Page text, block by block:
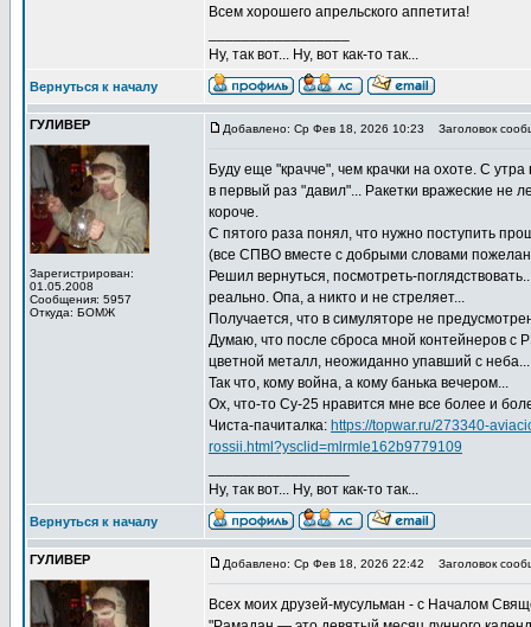
Всем хорошего апрельского аппетита!
Ну, так вот... Ну, вот как-то так...
Вернуться к началу
ГУЛИВЕР
Зарегистрирован:
01.05.2008
Сообщения: 5957
Откуда: БОМЖ
Добавлено: Ср Фев 18, 2026 10:23 Заголовок
Буду еще "крачче", чем крачки на охоте. С
в первый раз "давил"... Ракетки вражеские не
короче.
С пятого раза понял, что нужно поступить
(все СПВО вместе с добрыми словами
Решил вернуться, посмотреть-
реально. Опа, а никто и не стреляет...
Получается, что в симуляторе не
Думаю, что после сброса мной контейнеров
цветной металл, неожиданно упавший с неба...
Так что, кому война, а кому банька вечером...
Ох, что-то Су-25 нравится мне все более и
Чиста-пачиталка: https://topwar.ru/273340-
rossii.html?ysclid=mlrmle162b9779109
Ну, так вот... Ну, вот как-то так...
Вернуться к началу
ГУЛИВЕР Добавлено: Ср Фев 18, 2026 22:42 Заголовок
Всех моих друзей-мусульман - с Началом